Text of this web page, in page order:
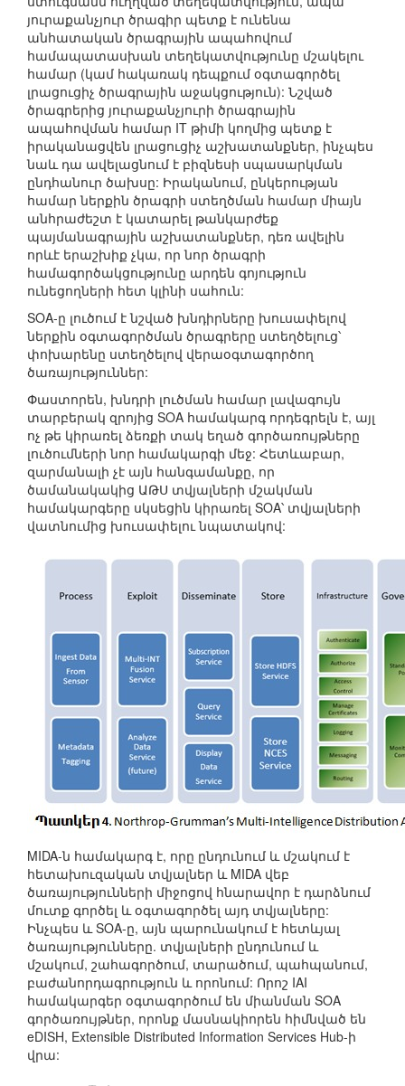
յուրաքանչյուր ծրագիր պետք է ունենա
անհատական ծրագրային ապահովում
համապատասխան տեղեկատվությունը մշակելու
համար (կամ հակառակ դեպքում օգտագործել
լրացուցիչ ծրագրային աջակցություն): Նշված
ծրագրերից յուրաքանչյուրի ծրագրային
ապահովման համար IT թիմի կողմից պետք է
իրականացվեն լրացուցիչ աշխատանքներ, ինչպես
նաև դա ավելացնում է բիզնեսի սպասարկման
ընդհանուր ծախսը: Իրականում, ընկերության
համար ներքին ծրագրի ստեղծման համար միայն
անհրաժեշտ է կատարել թանկարժեք
պայմանագրային աշխատանքներ, դեռ ավելին
որևէ երաշխիք չկա, որ նոր ծրագրի
համագործակցությունը արդեն գոյություն
ունեցողների հետ կլինի սահուն:
SOA-ը լուծում է նշված խնդիրները խուսափելով
ներքին օգտագործման ծրագրերը ստեղծելուց՝
փոխարենը ստեղծելով վերաօգտագործող
ծառայություններ:
Փաստորեն, խնդրի լուծման համար լավագույն
տարբերակ զրոյից SOA համակարգ որդեգրելն է, այլ
ոչ թե կիրառել ձեռքի տակ եղած գործառույթները
լուծումների նոր համակարգի մեջ: Հետևաբար,
զարմանալի չէ այն հանգամանքը, որ
ծամանակակից ԱԹՍ տվյալների մշակման
համակարգերը սկսեցին կիրառել SOA՝ տվյալների
վատնումից խուսափելու նպատակով:
MIDA-ն համակարգ է, որը ընդունում և մշակում է
հետախուզական տվյալներ և MIDA վեբ
ծառայությունների միջոցով հնարավոր է դարձնում
մուտք գործել և օգտագործել այդ տվյալները:
Ինչպես և SOA-ը, այն պարունակում է հետևյալ
ծառայությունները. տվյալների ընդունում և
մշակում, շահագործում, տարածում, պահպանում,
բաժանորդագրություն և որոնում: Որոշ IAI
համակարգեր օգտագործում են միանման SOA
գործառույթներ, որոնք մասնակիորեն հիմնված են
eDISH, Extensible Distributed Information Services Hub-ի
վրա: